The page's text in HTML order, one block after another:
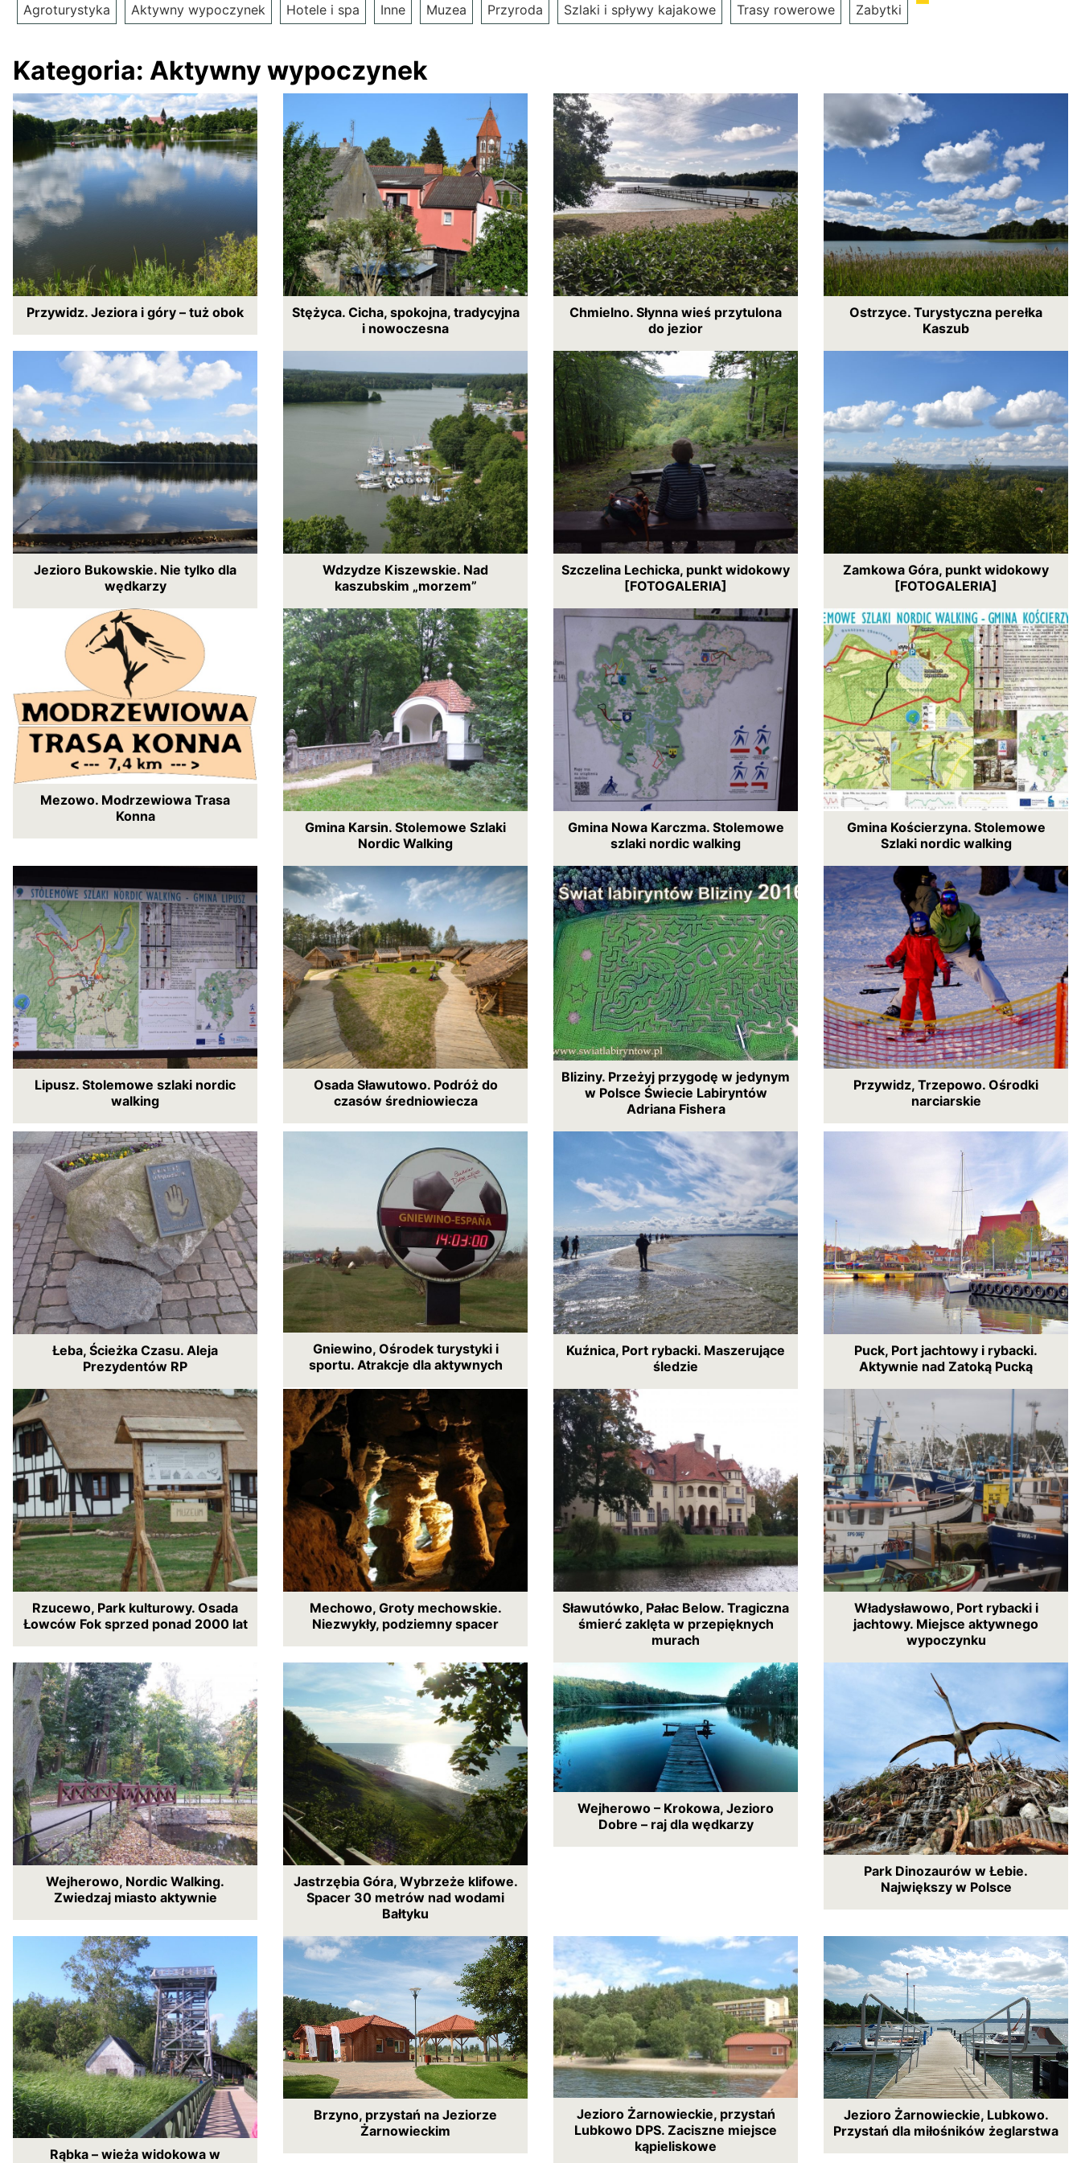
Agroturystyka Aktywny wypoczynek Hotele i spa Inne Muzea Przyroda Szlaki i spływy kajakowe Trasy rowerowe Zabytki
Kategoria: Aktywny wypoczynek
Przywidz. Jeziora i góry – tuż obok
Stężyca. Cicha, spokojna, tradycyjna
i nowoczesna
Chmielno. Słynna wieś przytulona
do jezior
Ostrzyce. Turystyczna perełka
Kaszub
Jezioro Bukowskie. Nie tylko dla
wędkarzy
Wdzydze Kiszewskie. Nad
kaszubskim „morzem”
Szczelina Lechicka, punkt widokowy
[FOTOGALERIA]
Zamkowa Góra, punkt widokowy
[FOTOGALERIA]
Mezowo. Modrzewiowa Trasa
Konna
Gmina Karsin. Stolemowe Szlaki
Nordic Walking
Gmina Nowa Karczma. Stolemowe
szlaki nordic walking
Gmina Kościerzyna. Stolemowe
Szlaki nordic walking
Lipusz. Stolemowe szlaki nordic
walking
Osada Sławutowo. Podróż do
czasów średniowiecza
Bliziny. Przeżyj przygodę w jedynym
w Polsce Świecie Labiryntów
Adriana Fishera
Przywidz, Trzepowo. Ośrodki
narciarskie
Łeba, Ścieżka Czasu. Aleja
Prezydentów RP
Gniewino, Ośrodek turystyki i
sportu. Atrakcje dla aktywnych
Kuźnica, Port rybacki. Maszerujące
śledzie
Puck, Port jachtowy i rybacki.
Aktywnie nad Zatoką Pucką
Rzucewo, Park kulturowy. Osada
Łowców Fok sprzed ponad 2000 lat
Mechowo, Groty mechowskie.
Niezwykły, podziemny spacer
Sławutówko, Pałac Below. Tragiczna
śmierć zaklęta w przepięknych
murach
Władysławowo, Port rybacki i
jachtowy. Miejsce aktywnego
wypoczynku
Wejherowo, Nordic Walking.
Zwiedzaj miasto aktywnie
Jastrzębia Góra, Wybrzeże klifowe.
Spacer 30 metrów nad wodami
Bałtyku
Wejherowo – Krokowa, Jezioro
Dobre – raj dla wędkarzy
Park Dinozaurów w Łebie.
Największy w Polsce
Rąbka – wieża widokowa w
Brzyno, przystań na Jeziorze
Żarnowieckim
Jezioro Żarnowieckie, przystań
Lubkowo DPS. Zaciszne miejsce
kąpieliskowe
Jezioro Żarnowieckie, Lubkowo.
Przystań dla miłośników żeglarstwa